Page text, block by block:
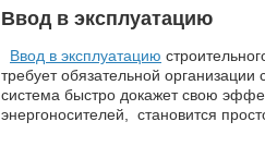
Ввод в эксплуатацию
Ввод в эксплуатацию
требует обязательной
система быстро докажет свою
энергоносителей, становится